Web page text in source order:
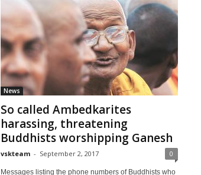
News
So called Ambedkarites
harassing, threatening
Buddhists worshipping Ganesh
vskteam - September 2, 2017 0
Messages listing the phone numbers of Buddhists who